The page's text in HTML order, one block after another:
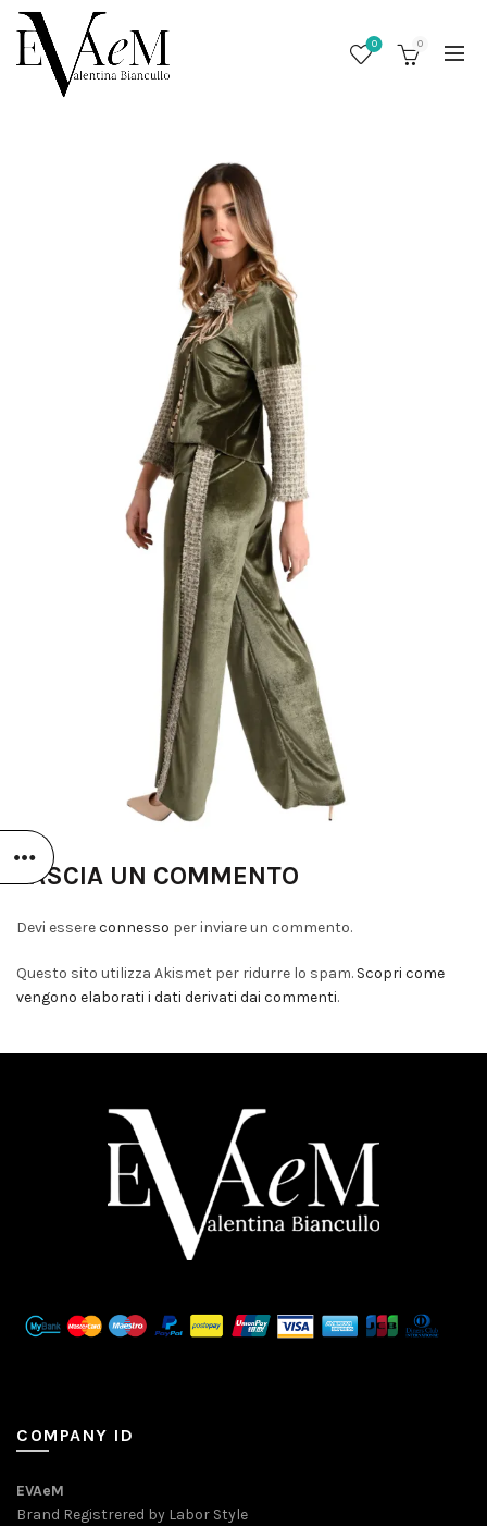
0 0
LASCIA UN COMMENTO
Devi essereconnesso per inviare un commento.
Questo sito utilizza Akismet per ridurre lo spam. Scopri come
vengono elaborati i dati derivati dai commenti.
COMPANY ID
EVAeM
Brand Registrered by Labor Style